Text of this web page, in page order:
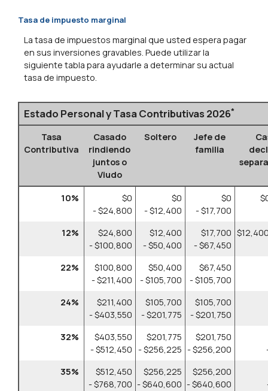
Tasa de impuesto marginal
La tasa de impuestos marginal que usted espera pagar
en sus inversiones gravables. Puede utilizar la
siguiente tabla para ayudarle a determinar su actual
tasa de impuesto.
Estado Personal y Tasa Contributivas 2026*
Tasa
Contributiva
Casado
rindiendo
juntos o
Viudo
Soltero
Jefe de
familia
10%
$0
- $24,800
$0
- $12,400
$0
- $17,700
12%
$24,800
- $100,800
$12,400
- $50,400
$17,700
- $67,450
22%
$100,800
- $211,400
$50,400
- $105,700
$67,450
- $105,700
24%
$211,400
- $403,550
$105,700
- $201,775
$105,700
- $201,750
32%
$403,550
- $512,450
$201,775
- $256,225
$201,750
- $256,200
35%
$512,450
- $768,700
$256,225
- $640,600
$256,200
- $640,600